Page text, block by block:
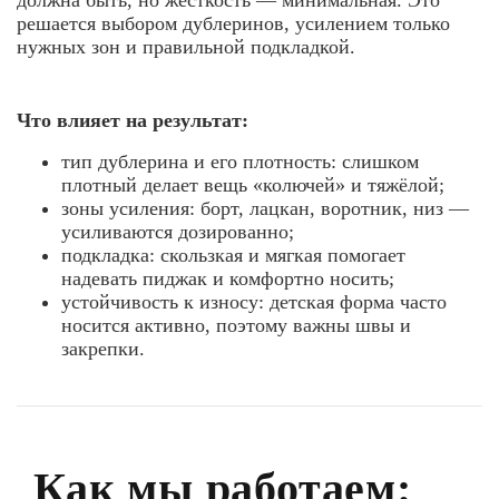
решается выбором дублеринов, усилением только
нужных зон и правильной подкладкой.
Что влияет на результат:
тип дублерина и его плотность: слишком
плотный делает вещь «колючей» и тяжёлой;
зоны усиления: борт, лацкан, воротник, низ —
усиливаются дозированно;
подкладка: скользкая и мягкая помогает
надевать пиджак и комфортно носить;
устойчивость к износу: детская форма часто
носится активно, поэтому важны швы и
закрепки.
Как мы работаем: